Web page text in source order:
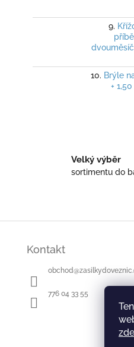
zde
Brýle
+ 1,50
Velký výběr
sortimentu do
Kontakt
obchod@
776 04 33 55